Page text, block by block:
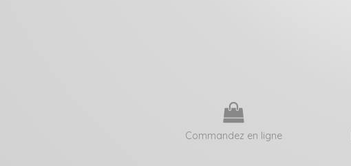
Commandez en ligne